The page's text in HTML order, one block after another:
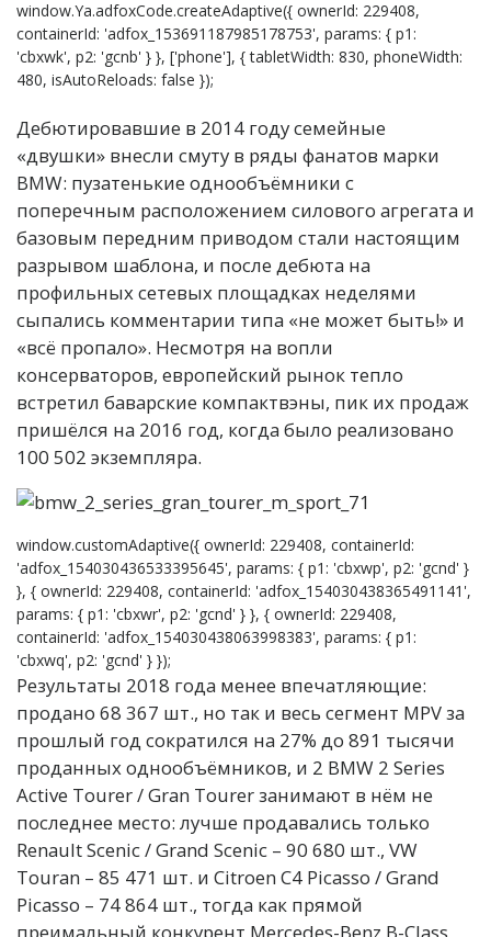
window.Ya.adfoxCode.createAdaptive({ ownerId: 229408,
containerId: 'adfox_153691187985178753', params: { p1:
'cbxwk', p2: 'gcnb' } }, ['phone'], { tabletWidth: 830, phoneWidth:
480, isAutoReloads: false });
Дебютировавшие в 2014 году семейные
«двушки» внесли смуту в ряды фанатов марки
BMW: пузатенькие однообъёмники с
поперечным расположением силового агрегата и
базовым передним приводом стали настоящим
разрывом шаблона, и после дебюта на
профильных сетевых площадках неделями
сыпались комментарии типа «не может быть!» и
«всё пропало». Несмотря на вопли
консерваторов, европейский рынок тепло
встретил баварские компактвэны, пик их продаж
пришёлся на 2016 год, когда было реализовано
100 502 экземпляра.
window.customAdaptive({ ownerId: 229408, containerId:
'adfox_154030436533395645', params: { p1: 'cbxwp', p2: 'gcnd' }
}, { ownerId: 229408, containerId: 'adfox_154030438365491141',
params: { p1: 'cbxwr', p2: 'gcnd' } }, { ownerId: 229408,
containerId: 'adfox_154030438063998383', params: { p1:
'cbxwq', p2: 'gcnd' } });
Результаты 2018 года менее впечатляющие:
продано 68 367 шт., но так и весь сегмент MPV за
прошлый год сократился на 27% до 891 тысячи
проданных однообъёмников, и 2 BMW 2 Series
Active Tourer / Gran Tourer занимают в нём не
последнее место: лучше продавались только
Renault Scenic / Grand Scenic – 90 680 шт., VW
Touran – 85 471 шт. и Citroen C4 Picasso / Grand
Picasso – 74 864 шт., тогда как прямой
преимальный конкурент Mercedes-Benz B-Class